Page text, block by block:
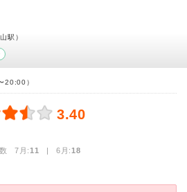
駅）
20:00）
3.40
数 7月:11 | 6月:18